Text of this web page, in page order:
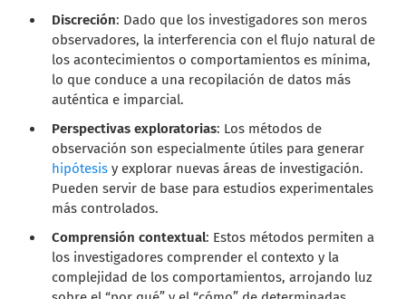
Discreción: Dado que los investigadores son meros
observadores, la interferencia con el flujo natural de
los acontecimientos o comportamientos es mínima,
lo que conduce a una recopilación de datos más
auténtica e imparcial.
Perspectivas exploratorias: Los métodos de
observación son especialmente útiles para generar
hipótesis y explorar nuevas áreas de investigación.
Pueden servir de base para estudios experimentales
más controlados.
Comprensión contextual: Estos métodos permiten a
los investigadores comprender el contexto y la
complejidad de los comportamientos, arrojando luz